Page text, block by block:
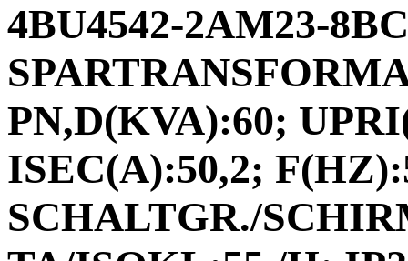
4BU4542-2AM23-
PN,D(KVA):60;
ISEC(A):50,2;
SCHALTGR./